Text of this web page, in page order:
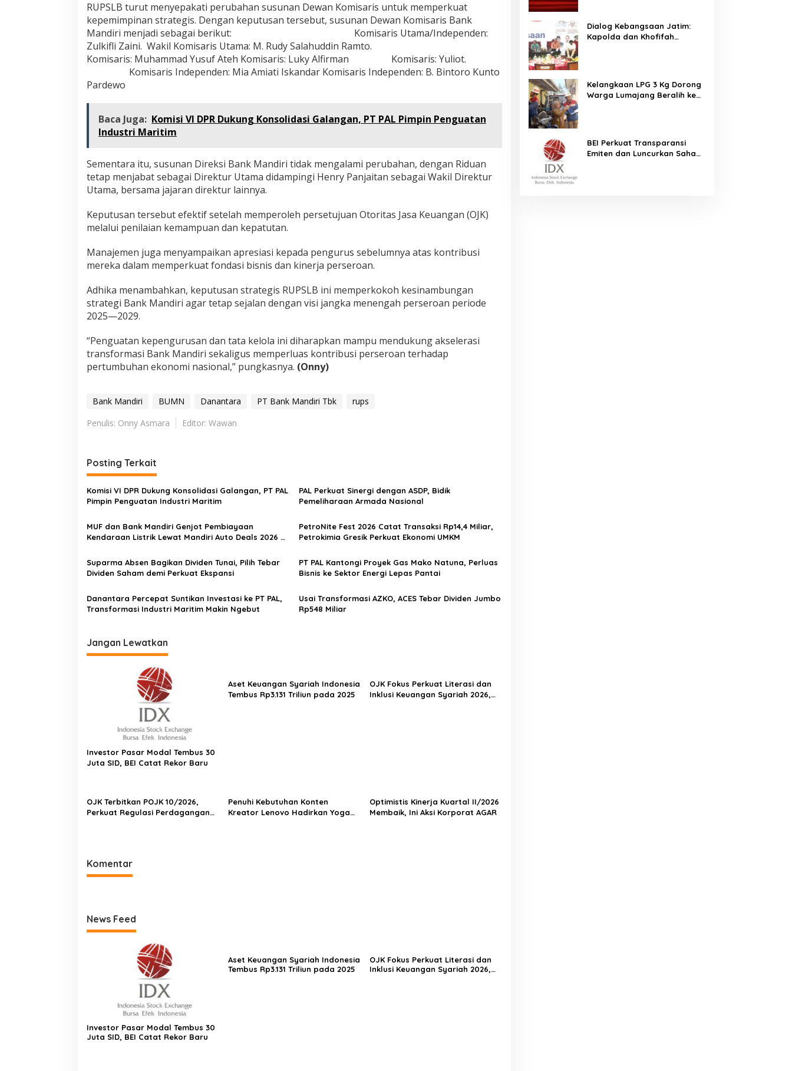
RUPSLB turut menyepakati perubahan susunan Dewan Komisaris untuk memperkuat
kepemimpinan strategis. Dengan keputusan tersebut, susunan Dewan Komisaris Bank
Mandiri menjadi sebagai berikut: Komisaris Utama/Independen:
Zulkifli Zaini. Wakil Komisaris Utama: M. Rudy Salahuddin Ramto.
Komisaris: Muhammad Yusuf Ateh Komisaris: Luky Alfirman Komisaris: Yuliot.
Komisaris Independen: Mia Amiati Iskandar Komisaris Independen: B. Bintoro Kunto
Pardewo
Baca Juga: Komisi VI DPR Dukung Konsolidasi Galangan, PT PAL Pimpin Penguatan
Industri Maritim
Sementara itu, susunan Direksi Bank Mandiri tidak mengalami perubahan, dengan Riduan
tetap menjabat sebagai Direktur Utama didampingi Henry Panjaitan sebagai Wakil Direktur
Utama, bersama jajaran direktur lainnya.
Keputusan tersebut efektif setelah memperoleh persetujuan Otoritas Jasa Keuangan (OJK)
melalui penilaian kemampuan dan kepatutan.
Manajemen juga menyampaikan apresiasi kepada pengurus sebelumnya atas kontribusi
mereka dalam memperkuat fondasi bisnis dan kinerja perseroan.
Adhika menambahkan, keputusan strategis RUPSLB ini memperkokoh kesinambungan
strategi Bank Mandiri agar tetap sejalan dengan visi jangka menengah perseroan periode
2025—2029.
“Penguatan kepengurusan dan tata kelola ini diharapkan mampu mendukung akselerasi
transformasi Bank Mandiri sekaligus memperluas kontribusi perseroan terhadap
pertumbuhan ekonomi nasional,” pungkasnya. (Onny)
Bank Mandiri BUMN Danantara PT Bank Mandiri Tbk
rups
Penulis: Onny Asmara
Editor: Wawan
Posting Terkait
Komisi VI DPR Dukung Konsolidasi Galangan, PT PAL
Pimpin Penguatan Industri Maritim
PAL Perkuat Sinergi dengan ASDP, Bidik
Pemeliharaan Armada Nasional
MUF dan Bank Mandiri Genjot Pembiayaan
Kendaraan Listrik Lewat Mandiri Auto Deals 2026 di
PetroNite Fest 2026 Catat Transaksi Rp14,4 Miliar,
Petrokimia Gresik Perkuat Ekonomi UMKM
Suparma Absen Bagikan Dividen Tunai, Pilih Tebar
Dividen Saham demi Perkuat Ekspansi
PT PAL Kantongi Proyek Gas Mako Natuna, Perluas
Bisnis ke Sektor Energi Lepas Pantai
Danantara Percepat Suntikan Investasi ke PT PAL,
Transformasi Industri Maritim Makin Ngebut
Usai Transformasi AZKO, ACES Tebar Dividen Jumbo
Rp548 Miliar
Jangan Lewatkan
Investor Pasar Modal Tembus 30
Juta SID, BEI Catat Rekor Baru
Aset Keuangan Syariah Indonesia
Tembus Rp3.131 Triliun pada 2025
OJK Fokus Perkuat Literasi dan
Inklusi Keuangan Syariah 2026,
OJK Terbitkan POJK 10/2026,
Perkuat Regulasi Perdagangan
Penuhi Kebutuhan Konten
Kreator Lenovo Hadirkan Yoga
Optimistis Kinerja Kuartal II/2026
Membaik, Ini Aksi Korporat AGAR
Komentar
News Feed
Investor Pasar Modal Tembus 30
Juta SID, BEI Catat Rekor Baru
Aset Keuangan Syariah Indonesia
Tembus Rp3.131 Triliun pada 2025
OJK Fokus Perkuat Literasi dan
Inklusi Keuangan Syariah 2026,
Dialog Kebangsaan Jatim:
Kapolda dan Khofifah
Kelangkaan LPG 3 Kg Dorong
Warga Lumajang Beralih ke
BEI Perkuat Transparansi
Emiten dan Luncurkan Saham